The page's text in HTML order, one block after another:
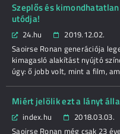
Szeplős és
utódja!
24.hu
2019.12.02.
Saoirse Ronan generációja
kimagasló alakítást nyújtó
úgy: ő jobb volt, mint a film,
Miért jelölik ezt a lányt
index.hu
2018.03.03.
Saoirse Ronan még csak 23